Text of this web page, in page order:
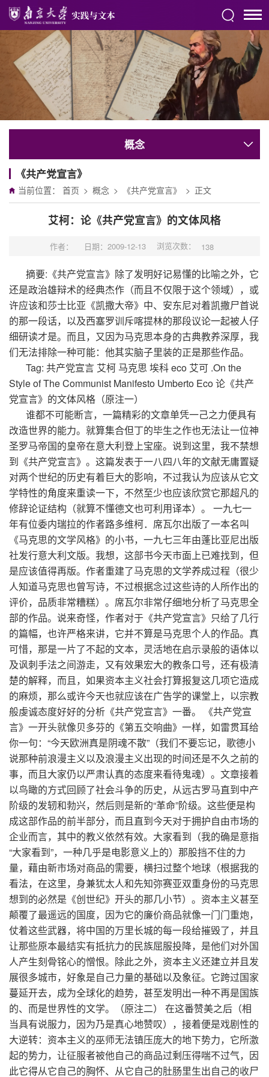
概念
《共产党宣言》
当前位置： 首页 > 概念 > 《共产党宣言》 > 正文
艾柯：论《共产党宣言》的文体风格
作者： 日期：2009-12-13 浏览次数： 138
摘要:《共产党宣言》除了发明好记易懂的比喻之外，它
还是政治雄辩术的经典杰作（而且不仅限于这个领域），或
许应该和莎士比亚《凯撒大帝》中、安东尼对着凯撒尸首说
的那一段话，以及西塞罗训斥喀提林的那段议论一起被人仔
细研读才是。而且，又因为马克思本身的古典教养深厚，我
们无法排除一种可能：他其实脑子里装的正是那些作品。
Tag: 共产党宣言 艾柯 马克思 埃科 eco 艾可 .On the
Style of The Communist Manifesto Umberto Eco 论《共产
党宣言》的文体风格（原注一）
谁都不可能断言，一篇精彩的文章单凭一己之力便具有
改造世界的能力。就算集合但丁的毕生之作也无法让一位神
圣罗马帝国的皇帝在意大利登上宝座。说到这里，我不禁想
到《共产党宣言》。这篇发表于一八四八年的文献无庸置疑
对两个世纪的历史有着巨大的影响，不过我认为应该从它文
学特性的角度来重读一下，不然至少也应该欣赏它那超凡的
修辞论证结构（就算不懂德文也可利用译本）。 一九七一
年有位委内瑞拉的作者路多维柯．席瓦尔出版了一本名叫
《马克思的文学风格》的小书，一九七三年由蓬比亚尼出版
社发行意大利文版。我想，这部书今天市面上已难找到，但
是应该值得再版。作者重建了马克思的文学养成过程（很少
人知道马克思也曾写诗，不过根据念过这些诗的人所作出的
评价，品质非常糟糕）。席瓦尔非常仔细地分析了马克思全
部的作品。说来奇怪，作者对于《共产党宣言》只给了几行
的篇幅，也许严格来讲，它并不算是马克思个人的作品。真
可惜，那是一片了不起的文本，灵活地在启示录般的语体以
及讽刺手法之间游走，又有效果宏大的教条口号，还有极清
楚的解释，而且，如果资本主义社会打算报复这几项它造成
的麻烦，那么或许今天也就应该在广告学的课堂上，以宗教
般虔诚态度好好的分析《共产党宣言》一番。 《共产党宣
言》一开头就像贝多芬的《第五交响曲》一样，如雷贯耳给
你一句：“今天欧洲真是阴魂不散”（我们不要忘记，歌德小
说那种前浪漫主义以及浪漫主义出现的时间还是不久之前的
事，而且大家仍以严肃认真的态度来看待鬼魂）。文章接着
以鸟瞰的方式回顾了社会斗争的历史，从远古罗马直到中产
阶级的发轫和勃兴，然后则是新的“革命”阶级。这些便是构
成这部作品的前半部分，而且直到今天对于拥护自由市场的
企业而言，其中的教义依然有效。大家看到（我的确是意指
“大家看到”，一种几乎是电影意义上的）那股挡不住的力
量，藉由新市场对商品的需要，横扫过整个地球（根据我的
看法，在这里，身兼犹太人和先知弥赛亚双重身份的马克思
想到的必然是《创世纪》开头的那几小节）。资本主义甚至
颠覆了最遥远的国度，因为它的廉价商品就像一门门重炮，
仗着这些武器，将中国的万里长城的每一段给摧毁了，并且
让那些原本最结实有抵抗力的民族屈服投降，是他们对外国
人产生刻骨铭心的憎恨。除此之外，资本主义还建立并且发
展很多城市，好象是自己力量的基础以及象征。它跨过国家
蔓延开去，成为全球化的趋势，甚至发明出一种不再是国族
的、而是世界性的文学。（原注二） 在这番赞美之后（相
当具有说服力，因为乃是真心地赞叹），接着便是戏剧性的
大逆转：资本主义的巫师无法镇压庞大的地下势力，它所激
起的势力，让征服者被他自己的商品过剩压得喘不过气，因
此它得从它自己的胸怀、从它自己的肚肠里生出自己的收尸